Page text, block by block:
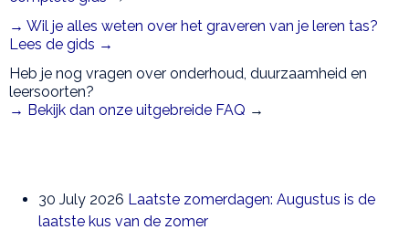
→ Wil je alles weten over het graveren van je leren tas?
Lees de gids →
Heb je nog vragen over onderhoud, duurzaamheid en
leersoorten?
→ Bekijk dan onze uitgebreide FAQ →
30 July 2026 Laatste zomerdagen: Augustus is de
laatste kus van de zomer